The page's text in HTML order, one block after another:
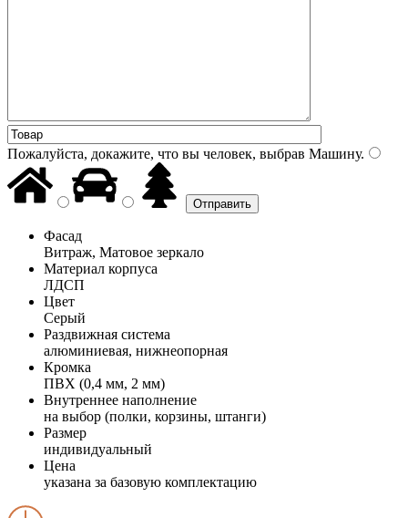
Пожалуйста, докажите, что вы человек, выбрав Машину.
Фасад
Витраж, Матовое зеркало
Материал корпуса
ЛДСП
Цвет
Серый
Раздвижная система
алюминиевая, нижнеопорная
Кромка
ПВХ (0,4 мм, 2 мм)
Внутреннее наполнение
на выбор (полки, корзины, штанги)
Размер
индивидуальный
Цена
указана за базовую комплектацию